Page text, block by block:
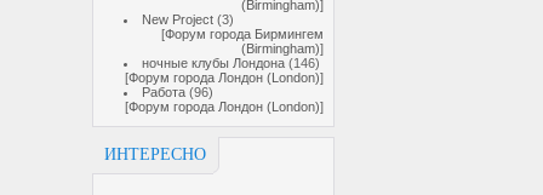
(Birmingham)]
New Project (3)
[Форум города Бирмингем
(Birmingham)]
ночные клубы Лондона (146)
[Форум города Лондон (London)]
Работа (96)
[Форум города Лондон (London)]
ИНТЕРЕСНО